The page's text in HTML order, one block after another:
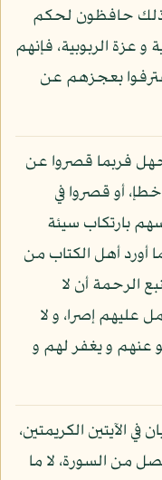
ذلك حافظون لحكم
عزة الربوبية، فإنهم
بعجزهم عن
فربما قصروا عن
أو قصروا في
بارتكاب سيئة
أورد أهل الكتاب من
الرحمة أن لا
عليهم إصرا، و لا
عنهم و يغفر لهم و
الآيتين الكريمتين،
من السورة، لا ما